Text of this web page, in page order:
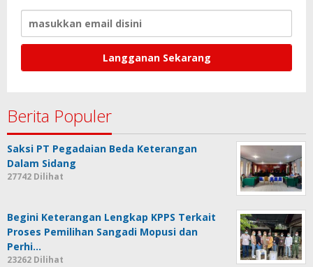
Berita Populer
Saksi PT Pegadaian Beda Keterangan
Dalam Sidang
27742 Dilihat
Begini Keterangan Lengkap KPPS Terkait
Proses Pemilihan Sangadi Mopusi dan
Perhi…
23262 Dilihat